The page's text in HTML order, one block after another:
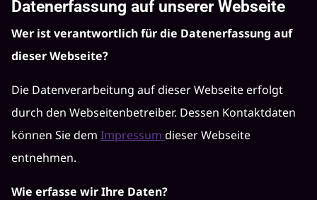
Datenerfassung auf unserer Webseite
Wer ist verantwortlich für die Datenerfassung auf
dieser Webseite?
Die Datenverarbeitung auf dieser Webseite erfolgt
durch den Webseitenbetreiber. Dessen Kontaktdaten
können Sie dem Impressum dieser Webseite
entnehmen.
Wie erfasse wir Ihre Daten?